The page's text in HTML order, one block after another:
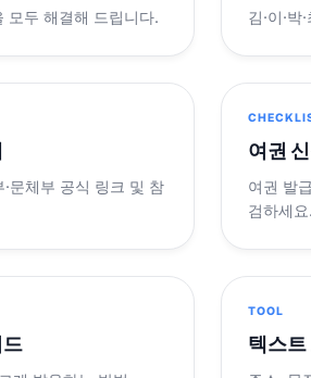
모두 해결해 드립니다. 김·이·
문체부 공식 링크 및 참
여권
여권 발
검하세요.
TOOL
텍스트